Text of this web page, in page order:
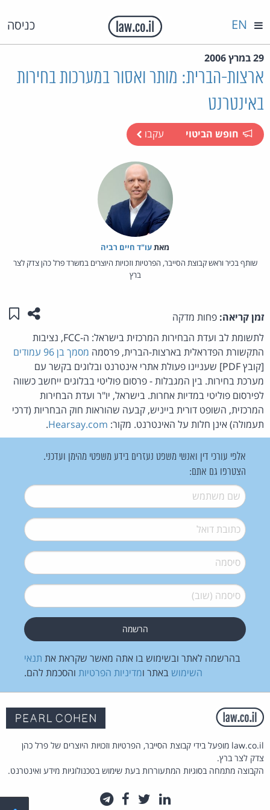
כניסה EN
29 במרץ 2006
ארצות-הברית: מותר ואסור במערכות בחירות
באינטרנט
חופש הביטוי עקבו
מאת‏עו"ד חיים רביה
שותף בכיר וראש קבוצת הסייבר, הפרטיות וזכויות היוצרים במשרד פרל כהן צדק לצר
ברץ
זמן קריאה: פחות מדקה שתפו
לתשומת לב ועדת הבחירות המרכזית בישראל: ה-FCC, נציבות
התקשורת הפדראלית בארצות-הברית, פרסמה מסמך בן 96 עמודים
[קובץ PDF] שעניינו פעולת אתרי אינטרנט ובלוגים בקשר עם
מערכת בחירות. בין המגבלות - פרסום פוליטי בבלוגים ייחשב כשווה
לפירסום פוליטי במדיות אחרות. בישראל, יו"ר ועדת הבחירות
המרכזית, השופט דורית בייניש, קבעה שהוראות חוק הבחריות (דרכי
תעמולה) אינן חלות על האינטרנט. מקור: Hearsay.com
.
אלפי עורכי דין ואנשי משפט נעזרים בידע משפטי מהימן ועדכני.
הצטרפו גם אתם:
שם משתמש*
דואל*
סיסמה*
סיסמה (שוב)*
בהרשמה לאתר ובשימוש בו אתה מאשר שקראת את תנאי
השימוש באתר ומדיניות הפרטיות והסכמת להם.
law.co.il מופעל בידי קבוצת הסייבר, הפרטיות וזכויות היוצרים של פרל כהן
צדק לצר ברץ.
הקבוצה מתמחה בסוגיות המתעוררות בעת שימוש בטכנולוגיות מידע ואינטרנט.
לינקדאין
טוויטרפייסבוק